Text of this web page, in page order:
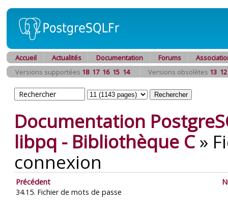
Accueil Actualités Documentation Forums
Versions supportées 18 17 16 15 14 Versions obsolètes 13 12
Documentation
libpq - Bibliothèque C»
connexion
Précédent
34.15. Fichier de mots de passe